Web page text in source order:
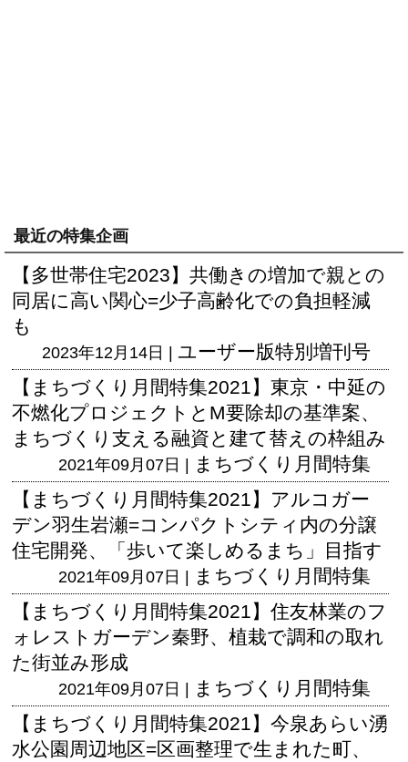
最近の特集企画
【多世帯住宅2023】共働きの増加で親との
同居に高い関心=少子高齢化での負担軽減
も
2023年12月14日 | ユーザー版特別増刊号
【まちづくり月間特集2021】東京・中延の
不燃化プロジェクトとM要除却の基準案、
まちづくり支える融資と建て替えの枠組み
2021年09月07日 | まちづくり月間特集
【まちづくり月間特集2021】アルコガー
デン羽生岩瀬=コンパクトシティ内の分譲
住宅開発、「歩いて楽しめるまち」目指す
2021年09月07日 | まちづくり月間特集
【まちづくり月間特集2021】住友林業のフ
ォレストガーデン秦野、植栽で調和の取れ
た街並み形成
2021年09月07日 | まちづくり月間特集
【まちづくり月間特集2021】今泉あらい湧
水公園周辺地区=区画整理で生まれた町、